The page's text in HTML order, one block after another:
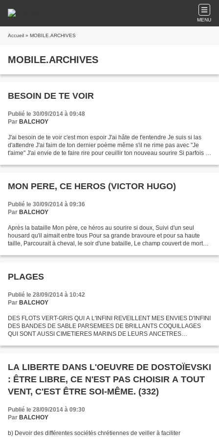
MENU
Accueil » MOBILE.ARCHIVES
MOBILE.ARCHIVES
BESOIN DE TE VOIR
Publié le 30/09/2014 à 09:48
Par BALCHOY
J'ai besoin de te voir c'est mon espoir J'ai hâte de t'entendre Je suis si las
d'attendre J'ai faim de ton dernier poème même s'il ne rime pas avec "Je
t'aime" J'ai envie de te faire rire pour ceuillir ton nouveau sourire Si parfois tu
MON PERE, CE HEROS (VICTOR HUGO)
Publié le 30/09/2014 à 09:36
Par BALCHOY
Après la bataille Mon père, ce héros au sourire si doux, Suivi d'un seul
housard qu'il aimait entre tous Pour sa grande bravoure et pour sa haute
taille, Parcourait à cheval, le soir d'une bataille, Le champ couvert de morts
PLAGES
Publié le 28/09/2014 à 10:42
Par BALCHOY
DES FLOTS VERT-GRIS QUI A L'INFINI REVEILLENT MES ENVIES D'INFINI
DES BANDES DE SABLE PARSEMEES DE BRILLANTS COQUILLAGES
QUI SONT AUSSI CIMETIERES MARINS DE LEURS ANCETRES
LES FANTOMES DE...
LA LIBERTE DANS L'OEUVRE DE DOSTOÏEVSKI
: ÊTRE LIBRE, CE N'EST PAS CHOISIR A TOUT
VENT, C'EST ÊTRE SOI-MÊME. (332)
Publié le 28/09/2014 à 09:30
Par BALCHOY
b) Devoir des différentes sociétés chrétiennes de veiller à faciliter